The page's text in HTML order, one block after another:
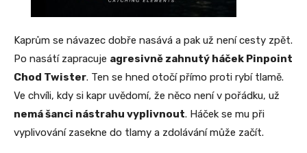
Kaprům se návazec dobře nasává a pak už není cesty zpět.
Po nasátí zapracuje agresivně zahnutý háček Pinpoint
Chod Twister. Ten se hned otočí přímo proti rybí tlamě.
Ve chvíli, kdy si kapr uvědomí, že něco není v pořádku, už
nemá šanci nástrahu vyplivnout. Háček se mu při
vyplivování zasekne do tlamy a zdolávání může začít.